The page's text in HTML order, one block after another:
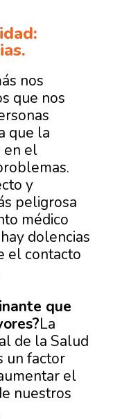
nos
que nos
que la
en el
y
peligrosa
médico
dolencias
el contacto
que
La
de la Salud
un factor
el
nuestros